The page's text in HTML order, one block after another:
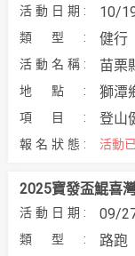
10/
健行
苗栗
獅潭
登山
活動
09/
路跑
2025寶發盃鯤喜